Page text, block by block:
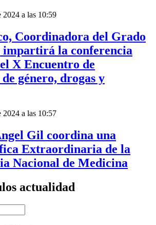
a las 10:59
Coordinadora del Grado
impartirá la conferencia
X Encuentro de
género, drogas y
a las 10:57
Gil coordina una
Extraordinaria de la
Nacional de Medicina
actualidad